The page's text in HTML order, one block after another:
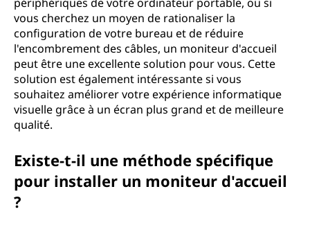
vous cherchez un moyen de rationaliser la
configuration de votre bureau et de réduire
l'encombrement des câbles, un moniteur d'accueil
peut être une excellente solution pour vous. Cette
solution est également intéressante si vous
souhaitez améliorer votre expérience informatique
visuelle grâce à un écran plus grand et de meilleure
qualité.
Existe-t-il une méthode spécifique
pour installer un moniteur d'accueil
?